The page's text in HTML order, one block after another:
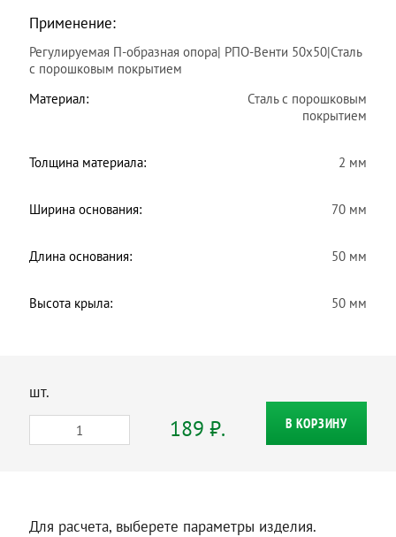
Применение:
Регулируемая П-образная опора| РПО-Венти 50х50|Сталь
с порошковым покрытием
Материал:
Сталь с порошковым
покрытием
Толщина материала: 2 мм
Ширина основания: 70 мм
Длина основания: 50 мм
Высота крыла: 50 мм
шт.
189 ₽. В КОРЗИНУ
Для расчета, выберете параметры изделия.